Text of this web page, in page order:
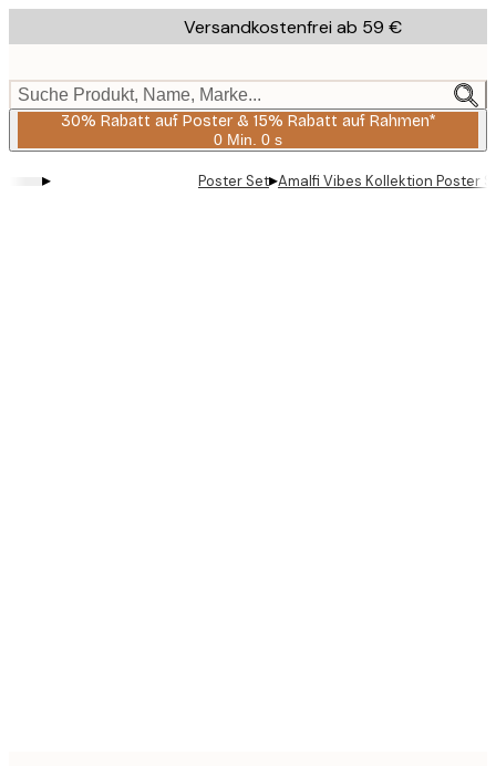
to
content.
Versandkostenfrei ab 59 €
Suche Produkt, Name, Marke...
30% Rabatt auf Poster & 15% Rabatt auf Rahmen*
0 Min. 0 s
Gültig
2026-
▸ Poster Set▸Amalfi Vibes Kollektion Poster